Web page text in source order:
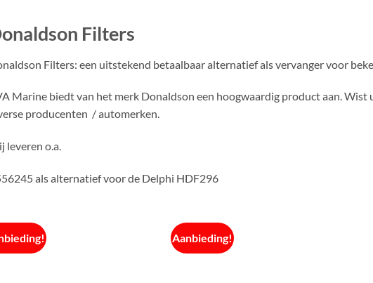
Filters
Filters: een uitstekend betaalbaar alternatief als vervanger voor
Marine biedt van het merk Donaldson een hoogwaardig product aan.
producenten / automerken.
leveren o.a.
als alternatief voor de Delphi HDF296
Aanbieding!